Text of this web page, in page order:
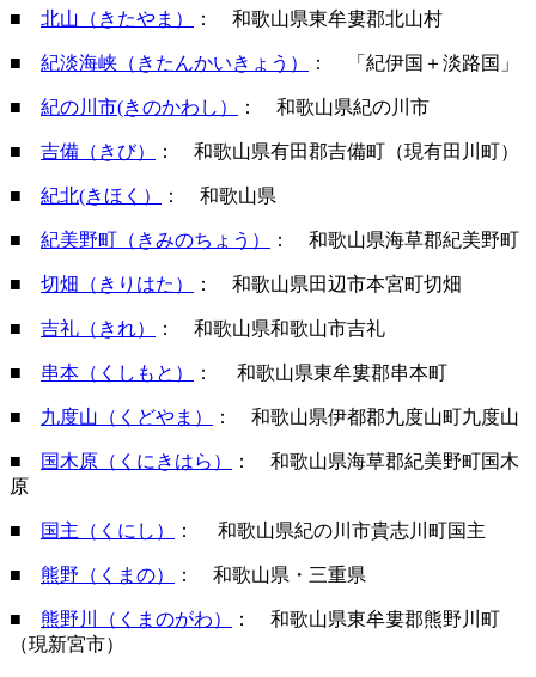
■ 北山（きたやま） ： 和歌山県東牟婁郡北山村
■ 紀淡海峡（きたんかいきょう） ： 「紀伊国＋淡路国」
■ 紀の川市(きのかわし） ： 和歌山県紀の川市
■ 吉備（きび） ： 和歌山県有田郡吉備町（現有田川町）
■ 紀北(きほく） ： 和歌山県
■ 紀美野町（きみのちょう） ： 和歌山県海草郡紀美野町
■ 切畑（きりはた） ： 和歌山県田辺市本宮町切畑
■ 吉礼（きれ） ： 和歌山県和歌山市吉礼
■ 串本（くしもと） ： 和歌山県東牟婁郡串本町
■ 九度山（くどやま） ： 和歌山県伊都郡九度山町九度山
■ 国木原（くにきはら）
： 和歌山県海草郡紀美野町国木
原
■ 国主（くにし） ： 和歌山県紀の川市貴志川町国主
■ 熊野（くまの） ： 和歌山県・三重県
■ 熊野川（くまのがわ）
： 和歌山県東牟婁郡熊野川町
（現新宮市）